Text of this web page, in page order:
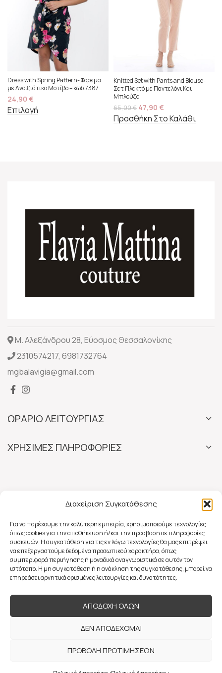
Διαχείριση Συγκατάθεσης
Για να παρέχουμε την καλύτερη εμπειρία, χρησιμοποιούμε τεχνολογίες
όπως cookies για την αποθήκευση ή/και την πρόσβαση σε πληροφορίες
συσκευών. Η συγκατάθεση για τις εν λόγω τεχνολογίες θα μας επιτρέψει
να επεξεργαστούμε δεδομένα προσωπικού χαρακτήρα, όπως
συμπεριφορά περιήγησης ή μοναδικά αναγνωριστικά σε αυτόν τον
ιστότοπο. Η μη συγκατάθεση ή η ανάκληση της συγκατάθεσης, μπορεί να
επηρεάσει αρνητικά ορισμένες λειτουργίες και δυνατότητες.
ΑΠΟΔΟΧΗ ΟΛΩΝ
ΔΕΝ ΑΠΟΔΕΧΟΜΑΙ
ΠΡΟΒΟΛΗ ΠΡΟΤΙΜΗΣΕΩΝ
Dress with Spring Pattern- Φόρεμα
με Ανοιξιάτικο Μοτίβο – κωδ.7387
24,90 €
Επιλογή
Knitted Set with Pants and Blouse-
Σετ Πλεκτό με Παντελόνι Και
Μπλούζα
65,00€ 47,90 €
Προσθήκη Στο Καλάθι
Μ. Αλεξάνδρου 28, Εύοσμος Θεσσαλονίκης
2310574217, 6981732764
mgbalavigia@gmail.com
ΩΡΑΡΙΟ ΛΕΙΤΟΥΡΓΙΑΣ
ΧΡΗΣΙΜΕΣ ΠΛΗΡΟΦΟΡΙΕΣ